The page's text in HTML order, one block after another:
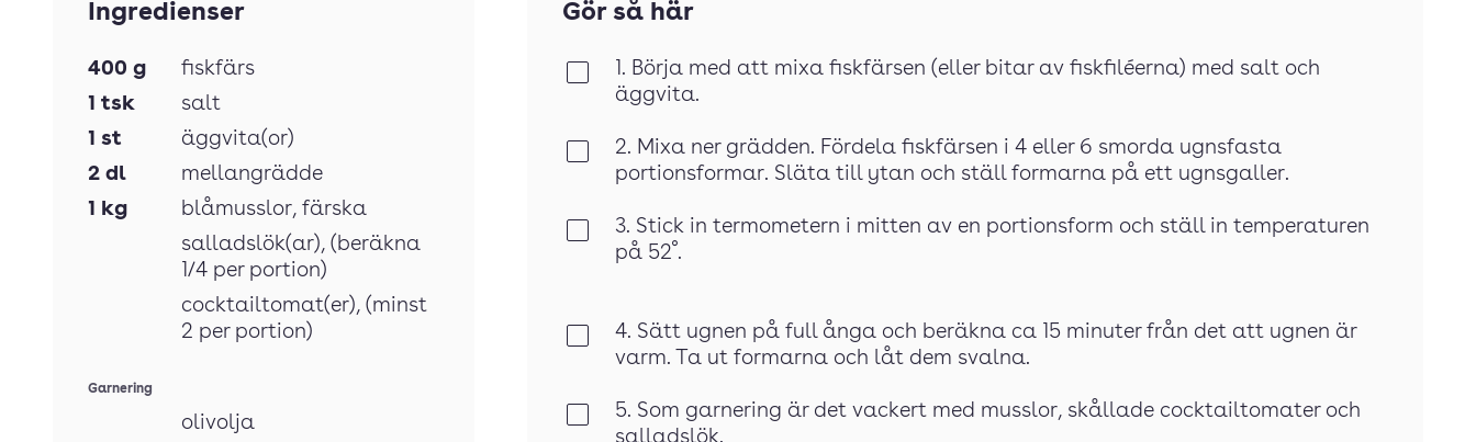
Ingredienser
400 g
fiskfärs
1 tsk
salt
1 st
äggvita(or)
2 dl
mellangrädde
1 kg blåmusslor, färska
salladslök(ar), (beräkna
1/4 per portion)
cocktailtomat(er), (minst
2 per portion)
Garnering
olivolja
Gör så här
1. Börja med att mixa fiskfärsen (eller bitar av fiskfiléerna) med salt och
äggvita.
2. Mixa ner grädden. Fördela fiskfärsen i 4 eller 6 smorda ugnsfasta
portionsformar. Släta till ytan och ställ formarna på ett ugnsgaller.
3. Stick in termometern i mitten av en portionsform och ställ in temperaturen
på 52˚.
4. Sätt ugnen på full ånga och beräkna ca 15 minuter från det att ugnen är
varm. Ta ut formarna och låt dem svalna.
5. Som garnering är det vackert med musslor, skållade cocktailtomater och